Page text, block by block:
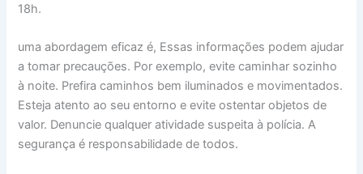
18h.
uma abordagem eficaz é, Essas informações podem ajudar
a tomar precauções. Por exemplo, evite caminhar sozinho
à noite. Prefira caminhos bem iluminados e movimentados.
Esteja atento ao seu entorno e evite ostentar objetos de
valor. Denuncie qualquer atividade suspeita à polícia. A
segurança é responsabilidade de todos.